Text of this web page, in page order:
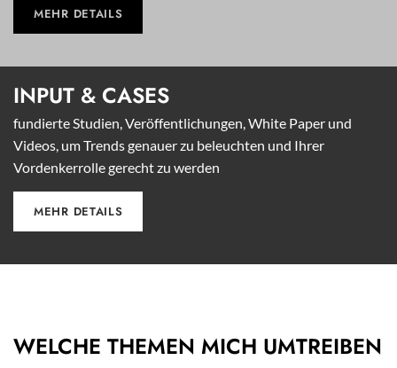
MEHR DETAILS
INPUT & CASES
fundierte Studien, Veröffentlichungen, White Paper und
Videos, um Trends genauer zu beleuchten und Ihrer
Vordenkerrolle gerecht zu werden
MEHR DETAILS
WELCHE THEMEN MICH UMTREIBEN